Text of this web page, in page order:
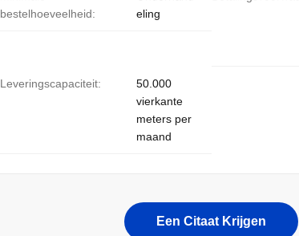
bestelhoeveelheid:
eling
Leveringscapaciteit:
50.000
vierkante
meters per
maand
Een Citaat Krijgen